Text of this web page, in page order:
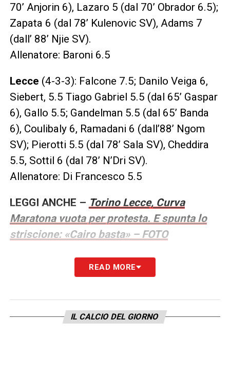
70’ Anjorin 6), Lazaro 5 (dal 70’ Obrador 6.5);
Zapata 6 (dal 78’ Kulenovic SV), Adams 7
(dall’ 88’ Njie SV).
Allenatore: Baroni 6.5
Lecce (4-3-3): Falcone 7.5; Danilo Veiga 6,
Siebert, 5.5 Tiago Gabriel 5.5 (dal 65’ Gaspar
6), Gallo 5.5; Gandelman 5.5 (dal 65’ Banda
6), Coulibaly 6, Ramadani 6 (dall’88’ Ngom
SV); Pierotti 5.5 (dal 78’ Sala SV), Cheddira
5.5, Sottil 6 (dal 78’ N’Dri SV).
Allenatore: Di Francesco 5.5
LEGGI ANCHE – Torino Lecce, Curva
Maratona vuota per protesta. E spunta lo
striscione: «Cairo basta» – FOTO
LA PLAYLIST DELLE NOSTRE TOP NEWS
READ MORE
IL CALCIO DEL GIORNO